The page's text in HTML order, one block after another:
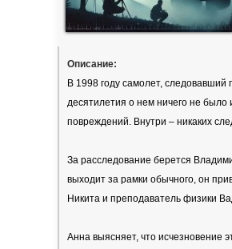
Описание:
В 1998 году самолет,
десятилетия о нем ничего не
повреждений. Внутри – никаких
За расследование берется
выходит за рамки обычного, он
Никита и преподаватель физики
Анна выясняет, что исчезновение